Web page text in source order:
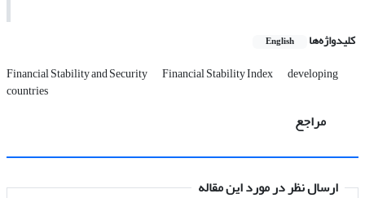
کلیدواژه‌ها English
Financial Stability and Security Financial Stability Index developing
countries
مراجع
ارسال نظر در مورد این مقاله